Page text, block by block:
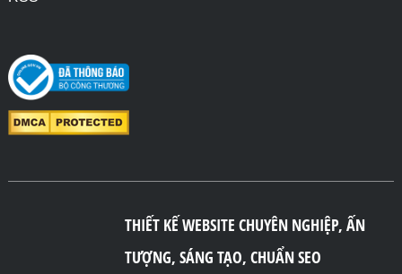
THIẾT KẾ WEBSITE CHUYÊN NGHIỆP, ẤN
TƯỢNG, SÁNG TẠO, CHUẨN SEO